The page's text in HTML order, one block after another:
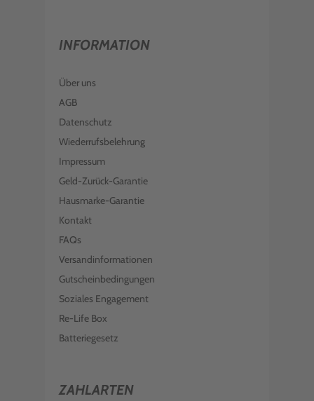
INFORMATION
Über uns
AGB
Datenschutz
Wiederrufsbelehrung
Impressum
Geld-Zurück-Garantie
Hausmarke-Garantie
Kontakt
FAQs
Versandinformationen
Gutscheinbedingungen
Soziales Engagement
Re-Life Box
Batteriegesetz
ZAHLARTEN